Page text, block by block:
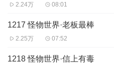
2.24万 08:01
1217 怪物世界·老板最棒
2.25万 07:52
1218 怪物世界·信上有毒